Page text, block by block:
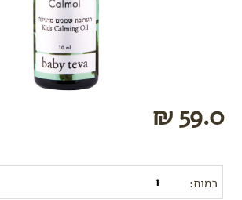
סבונים
ושמפו
וצעצועים
כלי
59.0 ₪
כמות: